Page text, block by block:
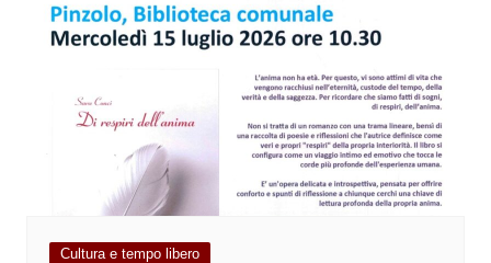
Cultura e tempo libero